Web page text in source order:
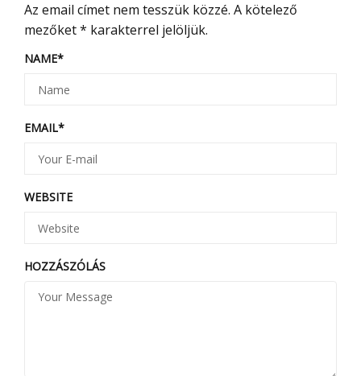
Az email címet nem tesszük közzé. A kötelező
mezőket* karakterrel jelöljük.
NAME*
EMAIL*
WEBSITE
HOZZÁSZÓLÁS